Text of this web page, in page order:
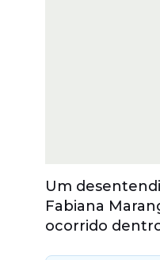
Um
Fabiana
ocorrido